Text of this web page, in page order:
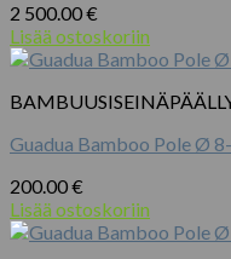
2 500.00€
Lisää ostoskoriin
Guadua Bamboo Pole Ø
200.00€
Lisää ostoskoriin